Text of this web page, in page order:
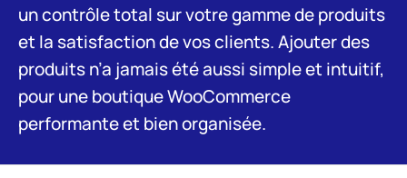
un contrôle total sur votre gamme de produits
et la satisfaction de vos clients. Ajouter des
produits n’a jamais été aussi simple et intuitif,
pour une boutique WooCommerce
performante et bien organisée.